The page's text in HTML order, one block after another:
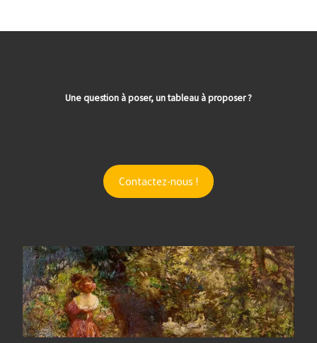
Une question à poser, un tableau à proposer ?
Contactez-nous !